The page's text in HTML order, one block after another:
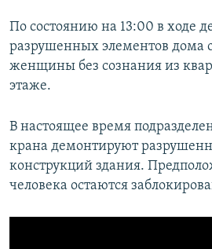
По состоянию на 13:00 в ходе
разрушенных элементов дома
женщины без сознания из
этаже.
В настоящее время
крана демонтируют
конструкций здания.
человека остаются